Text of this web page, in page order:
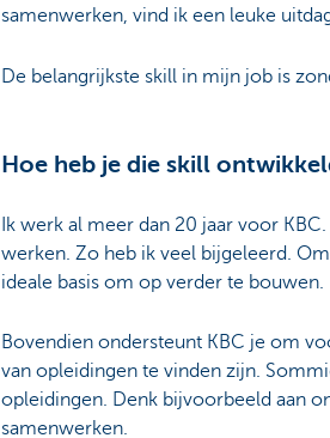
samenwerken, vind ik een leuke
De belangrijkste skill in mijn job is
Hoe heb je die skill
Ik werk al meer dan 20 jaar voor
werken. Zo heb ik veel bijgeleerd.
ideale basis om op verder te bouwen.
Bovendien ondersteunt KBC je om
van opleidingen te vinden zijn.
opleidingen. Denk bijvoorbeeld aan
samenwerken.